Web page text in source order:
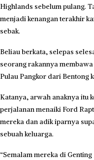
Highlands sebelum pulang.
menjadi kenangan terakhir
sebak.
Beliau berkata, selepas
seorang rakannya
Pulau Pangkor dari Bentong
Katanya, arwah anaknya itu
perjalanan menaiki Ford
mereka dan adik iparnya
sebuah keluarga.
“Semalam mereka di